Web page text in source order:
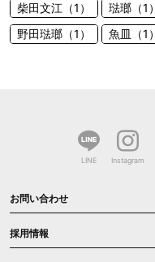
柴田文江（1）
琺瑯（1）
野田琺瑯（1）
魚皿（1）
LINE Instagram
お問い合わせ
採用情報